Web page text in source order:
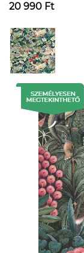
20 990 Ft